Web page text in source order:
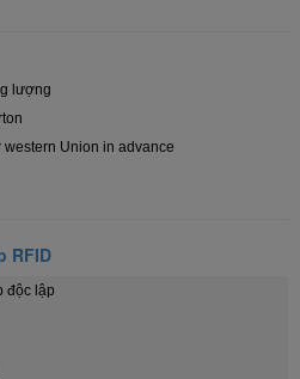
lượng
western Union in advance
RFID
độc lập